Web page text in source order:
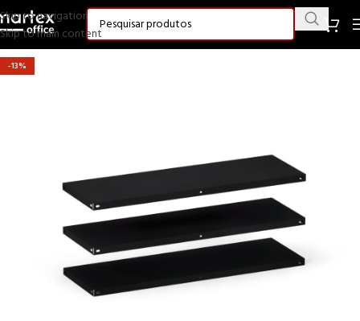
Skip to navigation
Skip to main content
-13%